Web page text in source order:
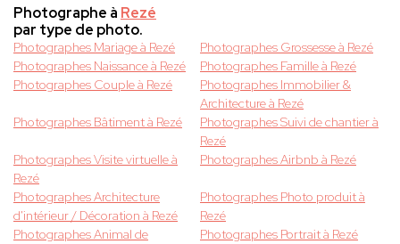
Photographe à Rezé
par type de photo.
Photographes Mariage à Rezé
Photographes Grossesse à Rezé
Photographes Naissance à Rezé
Photographes Famille à Rezé
Photographes Couple à Rezé
Photographes Immobilier &
Architecture à Rezé
Photographes Bâtiment à Rezé
Photographes Suivi de chantier à
Rezé
Photographes Visite virtuelle à
Rezé
Photographes Airbnb à Rezé
Photographes Architecture
d'intérieur / Décoration à Rezé
Photographes Photo produit à
Rezé
Photographes Animal de
Photographes Portrait à Rezé